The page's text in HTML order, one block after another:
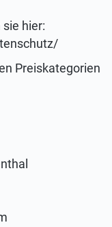
hier:
Preiskategorien